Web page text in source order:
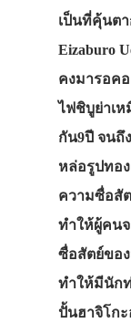
เป็นที่คุ้นต
Eizaburo
คงมารอค
ไฟชิบูย่าเ
กัน9ปี จนถึ
หล่อรูปทอ
ความซื่อสั
ทำให้ผู้คน
ซื่อสัตย์ของ
ทำให้มีนัก
ปั้นฮาจิโกะ